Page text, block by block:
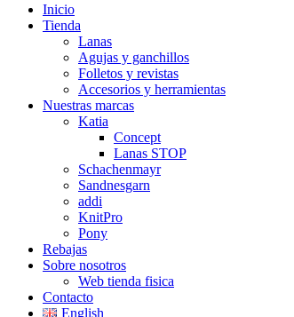
Inicio
Tienda
Lanas
Agujas y ganchillos
Folletos y revistas
Accesorios y herramientas
Nuestras marcas
Katia
Concept
Lanas STOP
Schachenmayr
Sandnesgarn
addi
KnitPro
Pony
Rebajas
Sobre nosotros
Web tienda fisica
Contacto
English